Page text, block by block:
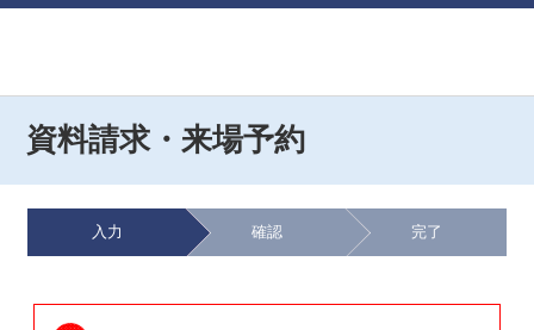
資料請求・来場予約
入力 確認 完了